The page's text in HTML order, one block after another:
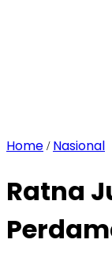
Home / Nasional
Ratna